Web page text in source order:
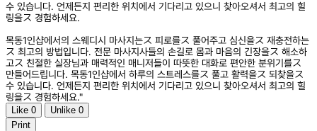
수 있습니다. 언제든지 편리한 위치에서 기다리고 있으니 찾아오셔서 최고의 힐
링을ス 경험하세요.
목동1인샵에서의 스웨디시 마사지는ス 피로를ス 풀어주고 심신을ス 재충전하는
ス 최고의 방법입니다. 전문 마사지사들의 손길로 몸과 마음의 긴장을ス 해소하
고ス 친절한 실장님과 매력적인 매니저들이 따뜻한 대화로 편안한 분위기를ス
만들어드립니다. 목동1인샵에서 하루의 스트레스를ス 풀고 활력을ス 되찾을ス
수 있습니다. 언제든지 편리한 위치에서 기다리고 있으니 찾아오셔서 최고의 힐
링을ス 경험하세요."
Like 0 Unlike 0
Print